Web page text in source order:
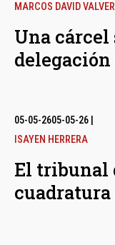
MARCOS DAVID
Una cárcel
05-05-2605-05-26
ISAYEN HERRERA
El tribunal